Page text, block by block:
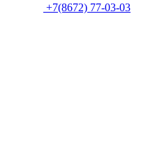
+7(8672) 77-03-03